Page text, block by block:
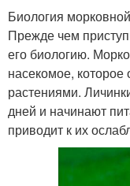
Биология
Прежде чем
его биологию.
насекомое,
растениями.
дней и начинают
приводит к их